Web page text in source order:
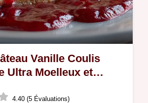
Vanille Coulis
Ultra Moelleux et
4.40 (5 Évaluations)